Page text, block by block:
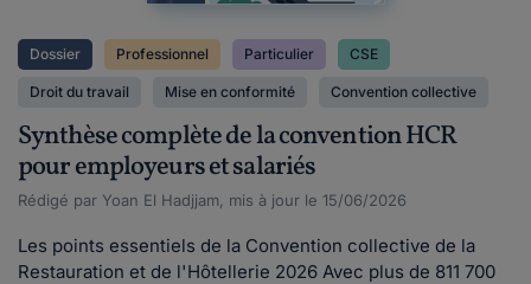
Dossier Professionnel Particulier CSE
Droit du travail Mise en conformité Convention collective
Synthèse complète de la convention HCR
pour employeurs et salariés
Rédigé par Yoan El Hadjjam, mis à jour le 15/06/2026
Les points essentiels de la Convention collective de la
Restauration et de l'Hôtellerie 2026 Avec plus de 811 700